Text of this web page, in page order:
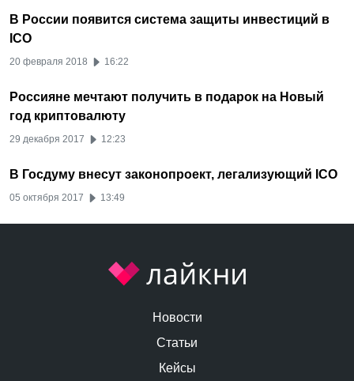
В России появится система защиты инвестиций в
ICO
20 февраля 2018 16:22
Россияне мечтают получить в подарок на Новый
год криптовалюту
29 декабря 2017 12:23
В Госдуму внесут законопроект, легализующий ICO
05 октября 2017 13:49
Новости
Статьи
Кейсы